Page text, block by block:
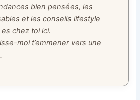
bien pensées, les
et les conseils lifestyle
chez toi ici.
moi t’emmener vers une